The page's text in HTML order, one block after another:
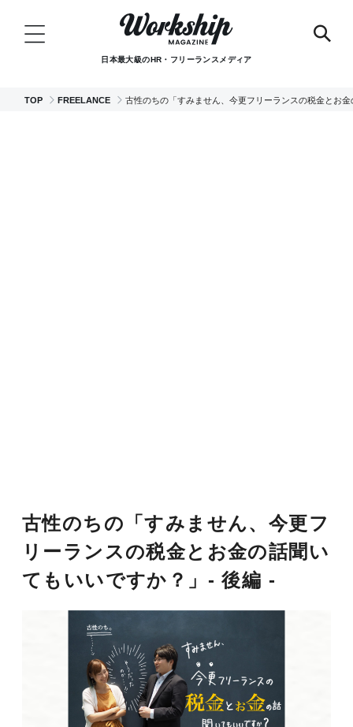
日本最大級のHR・フリーランスメディア
TOP FREELANCE 古性のちの「すみません、今更フリーランスの税金とお
古性のちの「すみません、今更フ
リーランスの税金とお金の話聞い
てもいいですか？」- 後編 -